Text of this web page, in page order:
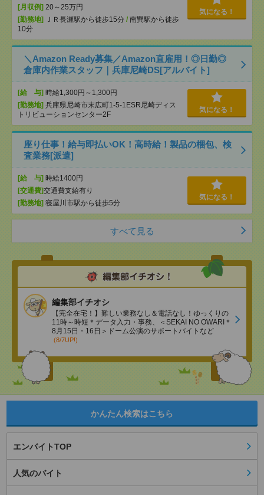
[月収例] 20～25万円
[勤務地]
ＪＲ長瀬駅から徒歩15分 / 南巽駅から徒歩
10分
気になる！
＼Amazon Ready募集／Amazon直雇用！◎日勤◎
倉庫内作業スタッフ｜兵庫尼崎DS[アルバイト]
[給 与] 時給1,300円～1,300円
[勤務地] 兵庫県尼崎市末広町1-5-1ESR尼崎ディス
トリビューションセンター2F
気になる！
座り仕事！給与即払いOK！高時給！製品の梱包、検
査業務[派遣]
[給 与] 時給1400円
[交通費]交通費支給有り
[勤務地] 寝屋川市駅から徒歩5分
気になる！
すべて見る
編集部イチオシ
【完全在宅！】難しい業務なし＆電話なし！ゆっくりの
11時～時短＊データ入力・事務、＜SEKAI NO OWARI＊
8月15日・16日＞ドーム公演のサポートバイトなど
(8/7UP!)
かんたん検索はこちら
エンバイトTOP
人気のバイト